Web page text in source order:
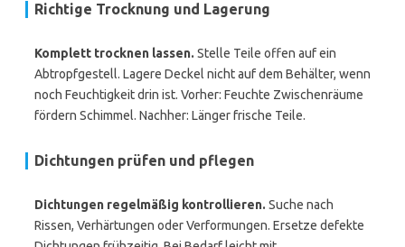
Richtige Trocknung und Lagerung
Komplett trocknen lassen. Stelle Teile offen auf ein
Abtropfgestell. Lagere Deckel nicht auf dem Behälter, wenn
noch Feuchtigkeit drin ist. Vorher: Feuchte Zwischenräume
fördern Schimmel. Nachher: Länger frische Teile.
Dichtungen prüfen und pflegen
Dichtungen regelmäßig kontrollieren. Suche nach
Rissen, Verhärtungen oder Verformungen. Ersetze defekte